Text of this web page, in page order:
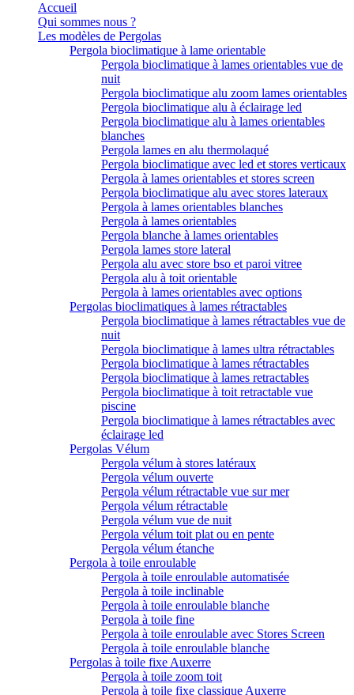
Accueil
Qui sommes nous ?
Les modèles de Pergolas
Pergola bioclimatique à lame orientable
Pergola bioclimatique à lames orientables vue de
nuit
Pergola bioclimatique alu zoom lames orientables
Pergola bioclimatique alu à éclairage led
Pergola bioclimatique alu à lames orientables
blanches
Pergola lames en alu thermolaqué
Pergola bioclimatique avec led et stores verticaux
Pergola à lames orientables et stores screen
Pergola bioclimatique alu avec stores lateraux
Pergola à lames orientables blanches
Pergola à lames orientables
Pergola blanche à lames orientables
Pergola lames store lateral
Pergola alu avec store bso et paroi vitree
Pergola alu à toit orientable
Pergola à lames orientables avec options
Pergolas bioclimatiques à lames rétractables
Pergola bioclimatique à lames rétractables vue de
nuit
Pergola bioclimatique à lames ultra rétractables
Pergola bioclimatique à lames rétractables
Pergola bioclimatique à lames retractables
Pergola bioclimatique à toit retractable vue
piscine
Pergola bioclimatique à lames rétractables avec
éclairage led
Pergolas Vélum
Pergola vélum à stores latéraux
Pergola vélum ouverte
Pergola vélum rétractable vue sur mer
Pergola vélum rétractable
Pergola vélum vue de nuit
Pergola vélum toit plat ou en pente
Pergola vélum étanche
Pergola à toile enroulable
Pergola à toile enroulable automatisée
Pergola à toile inclinable
Pergola à toile enroulable blanche
Pergola à toile fine
Pergola à toile enroulable avec Stores Screen
Pergola à toile enroulable blanche
Pergolas à toile fixe Auxerre
Pergola à toile zoom toit
Pergola à toile fixe classique Auxerre